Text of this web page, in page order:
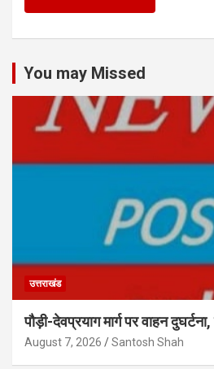
You may Missed
उत्तराखंड
पौड़ी-देवप्रयाग मार्ग पर वाहन
August 7, 2026 Santosh Shah